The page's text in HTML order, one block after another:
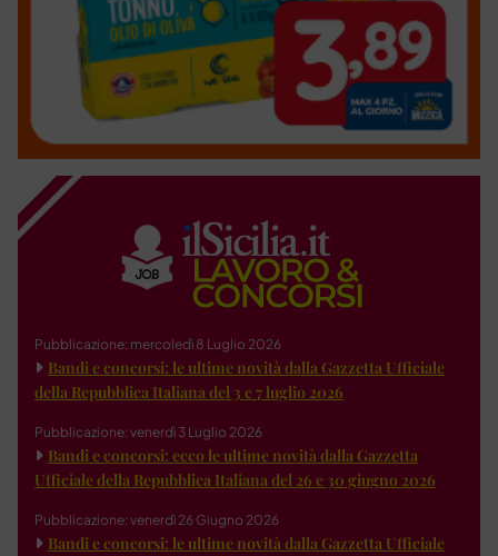
Pubblicazione: mercoledì 8 Luglio 2026
Bandi e concorsi: le ultime novità dalla Gazzetta Ufficiale
della Repubblica Italiana del 3 e 7 luglio 2026
Pubblicazione: venerdì 3 Luglio 2026
Bandi e concorsi: ecco le ultime novità dalla Gazzetta
Ufficiale della Repubblica Italiana del 26 e 30 giugno 2026
Pubblicazione: venerdì 26 Giugno 2026
Bandi e concorsi: le ultime novità dalla Gazzetta Ufficiale